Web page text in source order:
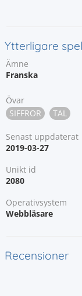
Ytterligare
Ämne
Franska
Övar
SIFFROR
TAL
Senast uppdaterat
2019-03-27
Unikt id
2080
Operativsystem
Webbläsare
Recensioner